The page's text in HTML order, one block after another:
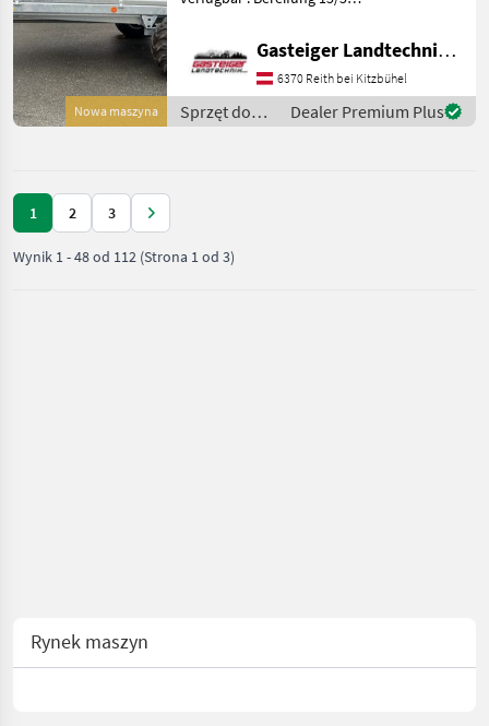
Nowa maszyna
Lastanpassung
Streuwerksschutz
Hydr.Kratzboden
Feinstreuwerk Liczba osi: 1
oś, Hamulec: H
Gasteiger Landtechnik GmbH
6370 Reith bei Kitzbühel
Sprzęt do
nawożenia i
Dealer Premium Plus
1 2 3
Wynik 1-48od 112 (Strona 1 od 3)
Rynek maszyn